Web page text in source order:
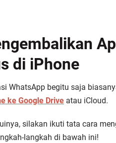
di iPhone
WhatsApp begitu saja
ke Google Drive atau iCloud.
silakan ikuti tata cara
langkah di bawah ini!